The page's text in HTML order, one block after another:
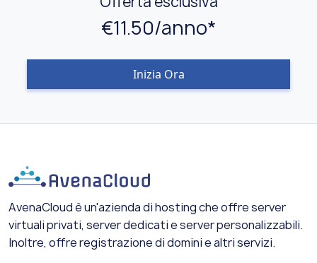
€11.50/anno*
Inizia Ora
AvenaCloud è un'azienda di hosting che offre server
virtuali privati, server dedicati e server personalizzabili.
Inoltre, offre registrazione di domini e altri servizi.